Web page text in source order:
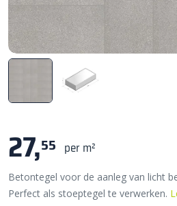
27,55 per m²
Betontegel voor de aanleg van licht
Perfect als stoeptegel te verwerken.